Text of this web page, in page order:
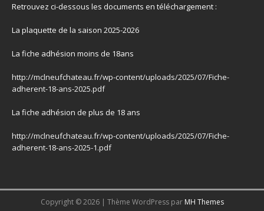
Retrouvez ci-dessous les documents en téléchargement :
La plaquette de la saison 2025-2026
La fiche adhésion moins de 18ans
http://mclneufchateau.fr/wp-content/uploads/2025/07/Fiche-
adherent-18-ans-2025.pdf
La fiche adhésion de plus de 18 ans
http://mclneufchateau.fr/wp-content/uploads/2025/07/Fiche-
adherent-18-ans-2025-1.pdf
Copyright © 2026 | Thème WordPress par MH Themes